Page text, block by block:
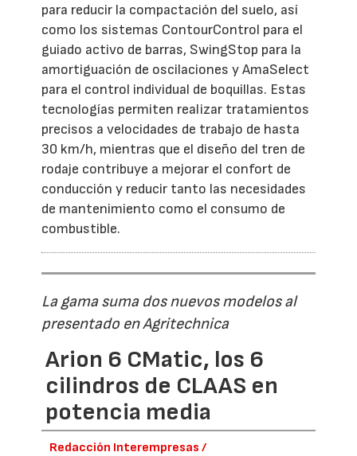
para reducir la compactación del suelo, así
como los sistemas ContourControl para el
guiado activo de barras, SwingStop para la
amortiguación de oscilaciones y AmaSelect
para el control individual de boquillas. Estas
tecnologías permiten realizar tratamientos
precisos a velocidades de trabajo de hasta
30 km/h, mientras que el diseño del tren de
rodaje contribuye a mejorar el confort de
conducción y reducir tanto las necesidades
de mantenimiento como el consumo de
combustible.
La gama suma dos nuevos modelos al
presentado en Agritechnica
Arion 6 CMatic, los 6
cilindros de CLAAS en
potencia media
Redacción Interempresas /